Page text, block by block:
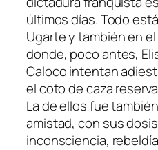
últimos días. Todo
Ugarte y también en
donde, poco antes,
Caloco intentan
el coto de caza
La de ellos fue
amistad, con sus
inconsciencia,